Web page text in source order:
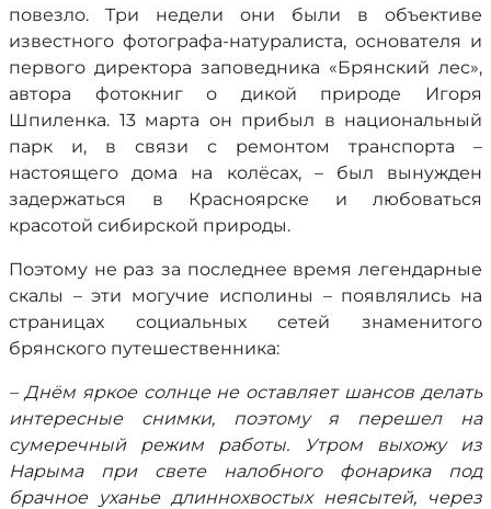
повезло. Три недели они были в объективе
известного фотографа-натуралиста, основателя и
первого директора заповедника «Брянский лес»,
автора фотокниг о дикой природе Игоря
Шпиленка. 13 марта он прибыл в национальный
парк и, в связи с ремонтом транспорта –
настоящего дома на колёсах, – был вынужден
задержаться в Красноярске и любоваться
красотой сибирской природы.
Поэтому не раз за последнее время легендарные
скалы – эти могучие исполины – появлялись на
страницах социальных сетей знаменитого
брянского путешественника:
– Днём яркое солнце не оставляет шансов делать
интересные снимки, поэтому я перешел на
сумеречный режим работы. Утром выхожу из
Нарыма при свете налобного фонарика под
брачное уханье длиннохвостых неясытей, через